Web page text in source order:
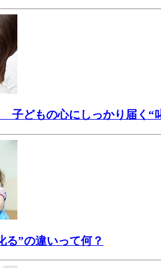
子どもの心にしっかり届く“
る”の違いって何？